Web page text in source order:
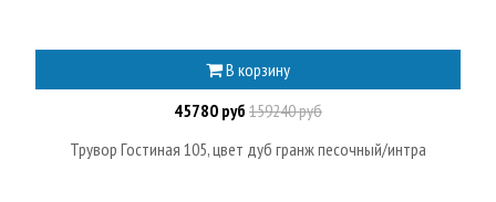
В корзину
45780 руб 159240 руб
Трувор Гостиная 105, цвет дуб гранж песочный/интра